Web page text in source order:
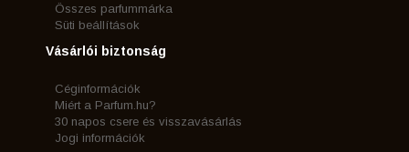
Összes parfummárka
Süti beállítások
Vásárlói biztonság
Céginformációk
Miért a Parfum.hu?
30 napos csere és visszavásárlás
Jogi információk